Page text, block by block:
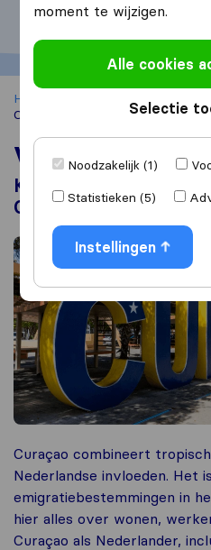
Home Verhuizen naar het
Curaçao
Verhuizen
Kosten, beste
Curaçao
Curaçao combineert
Nederlandse invloeden. Het
emigratiebestemmingen in
hier alles over wonen,
Curaçao als Nederlander,
moment te wijzigen.
Alle cookies
Selectie
Noodzakelijk (1)
Statistieken (5)
Instellingen